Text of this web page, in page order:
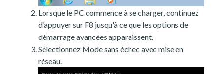
Lorsque le PC commence à se charger, continuez
d'appuyer sur F8 jusqu'à ce que les options de
démarrage avancées apparaissent.
Sélectionnez Mode sans échec avec mise en
réseau.